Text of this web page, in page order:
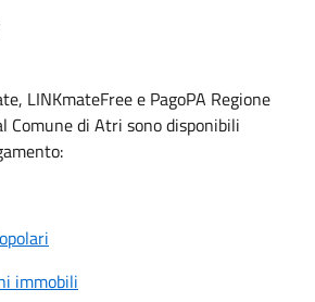
LINKmateFree e PagoPA Regione
Comune di Atri sono disponibili
immobili